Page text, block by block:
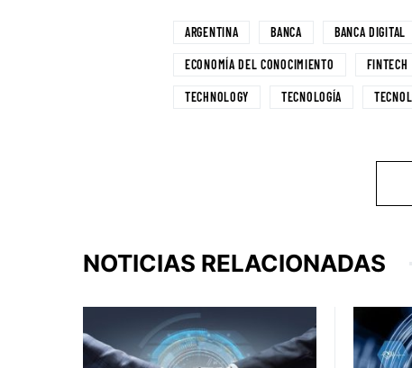
ARGENTINA BANCA BANCA DIGITAL
ECONOMÍA DEL CONOCIMIENTO FINTECH
TECHNOLOGY TECNOLOGÍA
NOTICIAS RELACIONADAS